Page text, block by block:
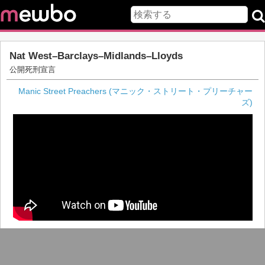
Nat West–Barclays–Midlands–Lloyds
公開死刑宣言
Manic Street Preachers (マニック・ストリート・プリーチャー
ズ)